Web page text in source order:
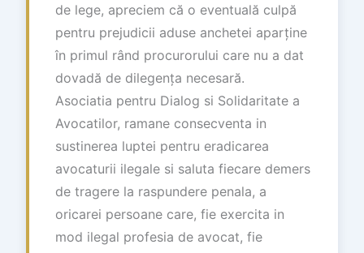
de lege, apreciem că o eventuală culpă
pentru prejudicii aduse anchetei aparține
în primul rând procurorului care nu a dat
dovadă de dilegența necesară.
Asociatia pentru Dialog si Solidaritate a
Avocatilor, ramane consecventa in
sustinerea luptei pentru eradicarea
avocaturii ilegale si saluta fiecare demers
de tragere la raspundere penala, a
oricarei persoane care, fie exercita in
mod ilegal profesia de avocat, fie